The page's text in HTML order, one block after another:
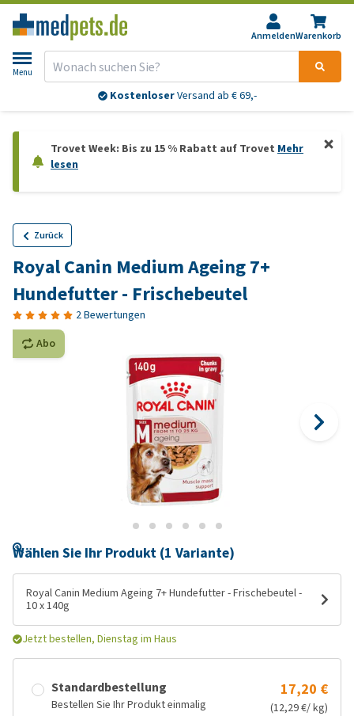
AnmeldenWarenkorb
Menu
KostenloserVersand ab € 69,-
Trovet Week: Bis zu 15 % Rabatt auf Trovet Mehr
lesen
Zurück
Royal Canin Medium Ageing 7+
Hundefutter - Frischebeutel
2 Bewertungen
Abo
Wählen Sie Ihr Produkt (1 Variante)
Royal Canin Medium Ageing 7+ Hundefutter - Frischebeutel -
10 x 140g
Jetzt bestellen, Dienstag im Haus
Standardbestellung
Bestellen Sie Ihr Produkt einmalig
17,20 €
(12,29 €/ kg)